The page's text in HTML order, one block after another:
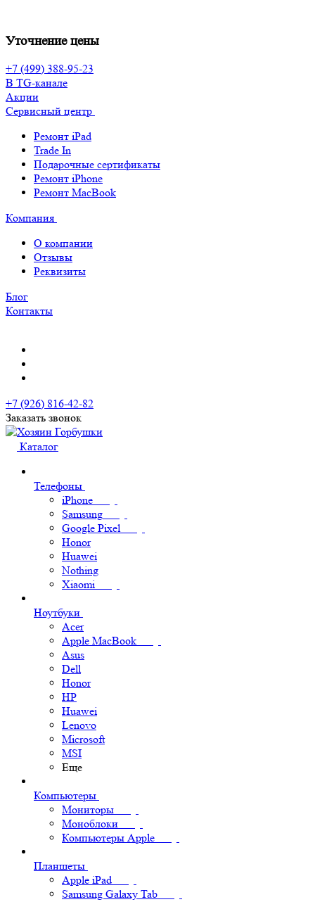
Уточнение цены
+7 (499) 388-95-23
В TG-канале
Акции
Сервисный центр
Ремонт iPad
Trade In
Подарочные сертификаты
Ремонт iPhone
Ремонт MacBook
Компания
О компании
Отзывы
Реквизиты
Блог
Контакты
+7 (926) 816-42-82
Заказать звонок
Каталог
Телефоны
iPhone
Samsung
Google Pixel
Honor
Huawei
Nothing
Xiaomi
Ноутбуки
Acer
Apple MacBook
Asus
Dell
Honor
HP
Huawei
Lenovo
Microsoft
MSI
Еще
Компьютеры
Мониторы
Моноблоки
Компьютеры Apple
Планшеты
Apple iPad
Samsung Galaxy Tab